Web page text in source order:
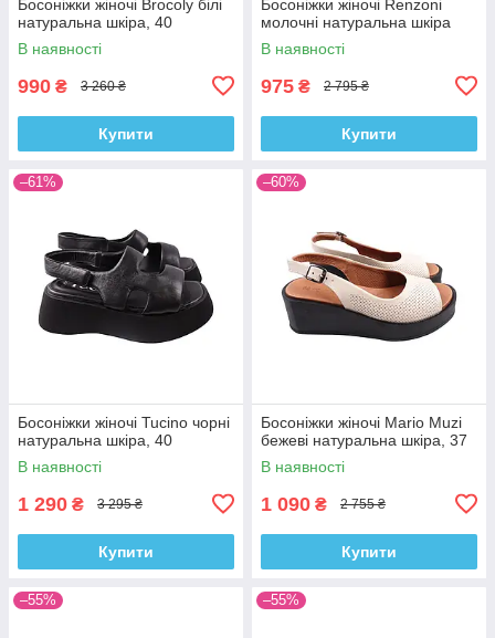
Босоніжки жіночі Brocoly білі
натуральна шкіра, 40
В наявності
990 ₴ 3 260 ₴
Купити
Босоніжки жіночі Renzoni
молочні натуральна шкіра
В наявності
975 ₴ 2 795 ₴
Купити
–61%
Босоніжки жіночі Tucino чорні
натуральна шкіра, 40
В наявності
1 290 ₴ 3 295 ₴
Купити
–60%
Босоніжки жіночі Mario Muzi
бежеві натуральна шкіра, 37
В наявності
1 090 ₴ 2 755 ₴
Купити
–55% –55%